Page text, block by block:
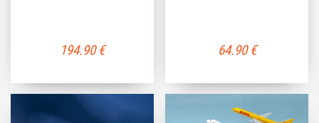
194.90€ 64.90€